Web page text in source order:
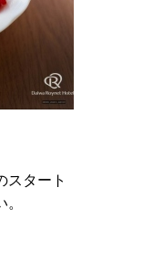
スタート